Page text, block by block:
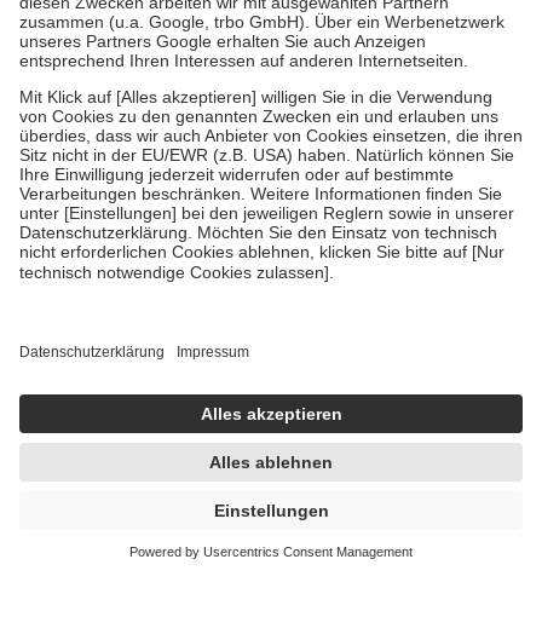
Bei Heilmitteln und häuslicher Krankenpflege beträgt die
Zuzahlung zehn Prozent der Kosten sowie zehn Euro je
Um das Engagement der Versicherten für ihre eigene Gesundheit zu
stärken und die besondere Stellung der Familie zu unterstützen,
fallenkeine Zuzahlungen an bei:
• Kindern und Jugendlichen bis zum vollendeten 18. Lebensjahr
mit Ausnahme der Fahrkosten
• Untersuchungen zur Vorsorge und Früherkennung, die von der
GKV getragen werden
• empfohlenen Schutzimpfungen
Wir nutzen Trusted Shops als unabhängigen Dienstleister für die
getroffen, um sicherzustellen, dass es sich um echte Bewertungen
handelt. Mehr Informationen findest du hier:
https://help.etrusted.com/hc/de/articles/4419944605341